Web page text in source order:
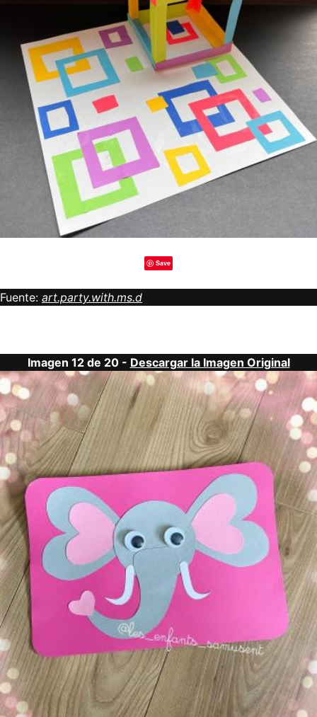
Save
Fuente: art.party.with.ms.d
Imagen 12 de 20 - Descargar la Imagen Original